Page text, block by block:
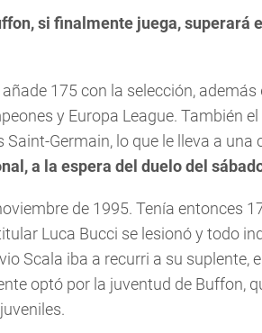
si finalmente juega, superará
175 con la selección, además
y Europa League. También
Germain, lo que le lleva a una
a la espera del duelo del
de 1995. Tenía entonces
Luca Bucci se lesionó y todo
Scala iba a recurri a su suplente,
optó por la juventud de Buffon,